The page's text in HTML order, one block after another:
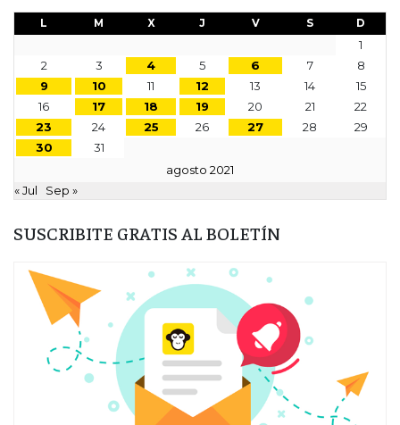
agosto 2021
L M X J V S D
1
2
3 4 5 6 7
8
9
10 11 12 13 14
15
16
17 18 19 20 21
22
23
24 25 26 27 28
29
30
31
« Jul Sep »
SUSCRIBITE GRATIS AL BOLETÍN